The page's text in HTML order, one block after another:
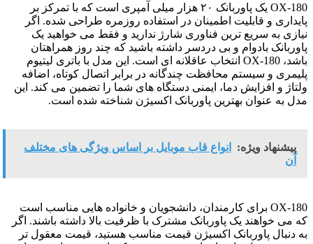
OX-180 یک پاوربانک ۲۰ هزار میلی آمپری است که با تمرکز بر
پایداری و قابلیت اطمینان در استفاده روزمره طراحی شده. اگر
نیازی به سریع ترین فناوری شارژ ندارید و فقط می خواهید یک
پاوربانک بادوام و بی دردسر داشته باشید که چند روز همراهتان
باشد، OX-180 انتخاب عاقلانه ای است. این مدل با باتری لیتیوم
پلیمری و سیستم محافظت چندگانه در برابر اتصال کوتاه، اضافه
ولتاژ و افزایش دما، ایمنی دستگاه های شما را تضمین می کند. این
مدل به عنوان بهترین پاوربانک اکسیژن شناخته شده است.
پیشنهاد ویژه:
انواع قاب موبایل بر اساس ویژگی های مختلف
آن
OX-180 برای کارمندان، دانشجویان و خانواده هایی مناسب است
که می خواهند یک پاوربانک مشترک با ظرفیت بالا داشته باشند. اگر
به دنبال پاوربانک اکسیژن قیمت مناسب هستید، قیمت معقول تر